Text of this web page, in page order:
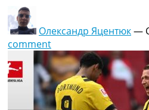
Олександр Яцентюк—
comment